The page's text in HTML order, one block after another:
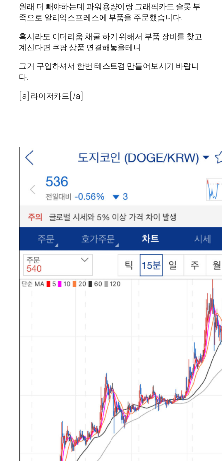
원래 더 빼야하는데 파워용량이랑 그래픽카드 슬롯 부
족으로 알리익스프레스에 부품을 주문했습니다.
혹시라도 이더리움 채굴 하기 위해서 부품 장비를 찾고
계신다면 쿠팡 상품 연결해놓을테니
그거 구입하셔서 한번 테스트겸 만들어보시기 바랍니
다.
[a]라이저카드[/a]